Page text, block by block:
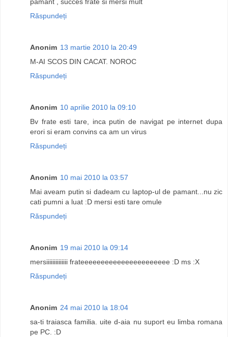
pamant , succes frate si mersi mult
Răspundeți
Anonim 13 martie 2010 la 20:49
M-AI SCOS DIN CACAT. NOROC
Răspundeți
Anonim 10 aprilie 2010 la 09:10
Bv frate esti tare, inca putin de navigat pe internet dupa
erori si eram convins ca am un virus
Răspundeți
Anonim 10 mai 2010 la 03:57
Mai aveam putin si dadeam cu laptop-ul de pamant...nu zic
cati pumni a luat :D mersi esti tare omule
Răspundeți
Anonim 19 mai 2010 la 09:14
mersiiiiiiiiiiiiii frateeeeeeeeeeeeeeeeeeeeee :D ms :X
Răspundeți
Anonim 24 mai 2010 la 18:04
sa-ti traiasca familia. uite d-aia nu suport eu limba romana
pe PC. :D